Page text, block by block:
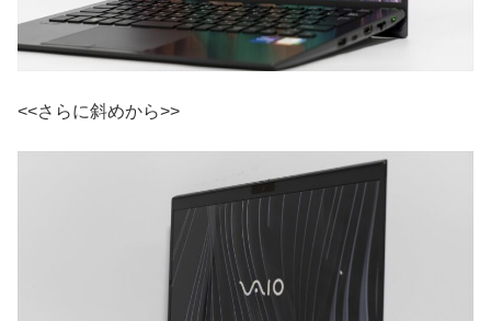
<<さらに斜めから>>